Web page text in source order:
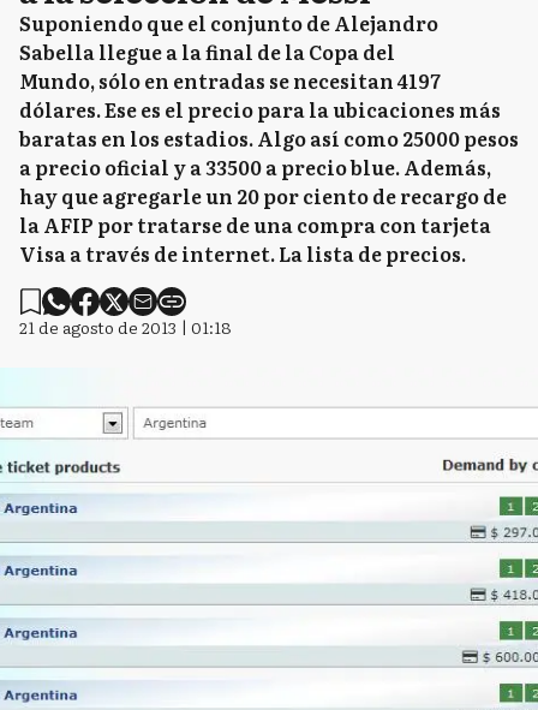
Suponiendo que el conjunto de Alejandro
Sabella llegue a la final de la Copa del
Mundo, sólo en entradas se necesitan 4197
dólares. Ese es el precio para la ubicaciones más
baratas en los estadios. Algo así como 25000 pesos
a precio oficial y a 33500 a precio blue. Además,
hay que agregarle un 20 por ciento de recargo de
la AFIP por tratarse de una compra con tarjeta
Visa a través de internet. La lista de precios.
21 de agosto de 2013 | 01:18